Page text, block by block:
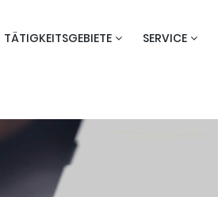
TÄTIGKEITSGEBIETE SERVICE